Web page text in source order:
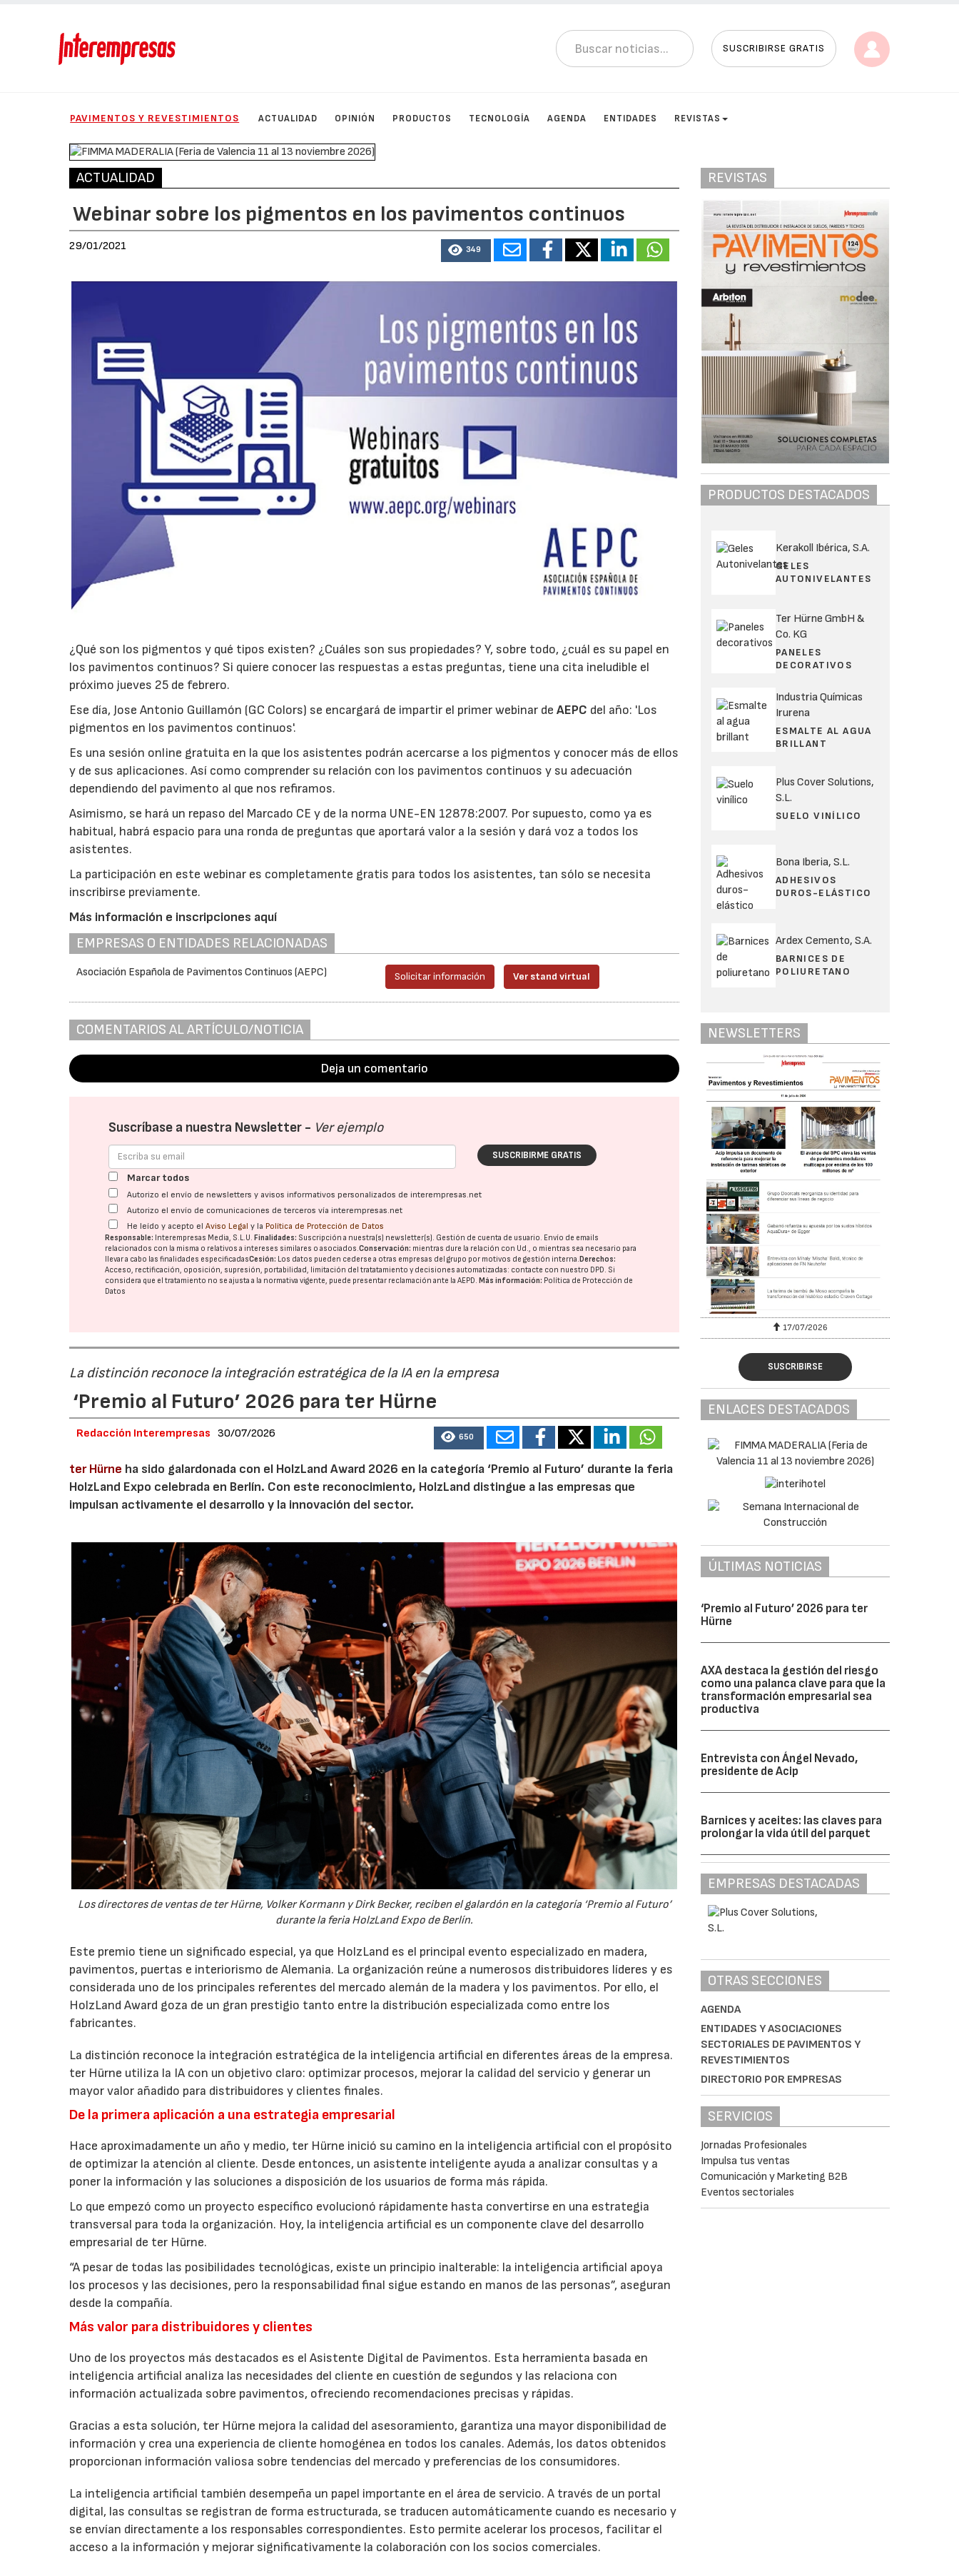
SUSCRIBIRSE GRATIS
PAVIMENTOS Y REVESTIMIENTOS ACTUALIDAD OPINIÓN PRODUCTOS TECNOLOGÍA AGENDA ENTIDADES REVISTAS
ACTUALIDAD
Webinar sobre los pigmentos en los pavimentos continuos
29/01/2021 349
¿Qué son los pigmentos y qué tipos existen? ¿Cuáles son sus propiedades? Y, sobre todo, ¿cuál es su papel en
los pavimentos continuos? Si quiere conocer las respuestas a estas preguntas, tiene una cita ineludible el
próximo jueves 25 de febrero.
Ese día, Jose Antonio Guillamón (GC Colors) se encargará de impartir el primer webinar deAEPC del año: 'Los
pigmentos en los pavimentos continuos'.
Es una sesión online gratuita en la que los asistentes podrán acercarse a los pigmentos y conocer más de ellos
y de sus aplicaciones. Así como comprender su relación con los pavimentos continuos y su adecuación
dependiendo del pavimento al que nos refiramos.
Asimismo, se hará un repaso del Marcado CE y de la norma UNE-EN 12878:2007. Por supuesto, como ya es
habitual, habrá espacio para una ronda de preguntas que aportará valor a la sesión y dará voz a todos los
asistentes.
La participación en este webinar es completamente gratis para todos los asistentes, tan sólo se necesita
inscribirse previamente.
Más información e inscripciones aquí
EMPRESAS O ENTIDADES RELACIONADAS
Asociación Española de Pavimentos Continuos (AEPC) Solicitar información Ver stand virtual
COMENTARIOS AL ARTÍCULO/NOTICIA
Deja un comentario
Suscríbase a nuestra Newsletter - Ver ejemplo
SUSCRIBIRME GRATIS
Marcar todos
Autorizo el envío de newsletters y avisos informativos personalizados de interempresas.net
Autorizo el envío de comunicaciones de terceros vía interempresas.net
He leído y acepto elAviso Legal y la Política de Protección de Datos
Responsable: Interempresas Media, S.L.U.Finalidades: Suscripción a nuestra(s) newsletter(s). Gestión de cuenta de usuario. Envío de emails
relacionados con la misma o relativos a intereses similares o asociados.Conservación: mientras dure la relación con Ud., o mientras sea necesario para
llevar a cabo las finalidades especificadasCesión: Los datos pueden cederse a otras empresas del grupo por motivos de gestión interna.Derechos:
Acceso, rectificación, oposición, supresión, portabilidad, limitación del tratatamiento y decisiones automatizadas: contacte con nuestro DPD. Si
considera que el tratamiento no se ajusta a la normativa vigente, puede presentar reclamación ante laAEPD.Más información: Política de Protección de
Datos
La distinción reconoce la integración estratégica de la IA en la empresa
‘Premio al Futuro’ 2026 para ter Hürne
Redacción Interempresas 30/07/2026 650
ter Hürne ha sido galardonada con el HolzLand Award 2026 en la categoría ‘Premio al Futuro’ durante la feria
HolzLand Expo celebrada en Berlín. Con este reconocimiento, HolzLand distingue a las empresas que
impulsan activamente el desarrollo y la innovación del sector.
Los directores de ventas de ter Hürne, Volker Kormann y Dirk Becker, reciben el galardón en la categoría ‘Premio al Futuro’
durante la feria HolzLand Expo de Berlín.
Este premio tiene un significado especial, ya que HolzLand es el principal evento especializado en madera,
pavimentos, puertas e interiorismo de Alemania. La organización reúne a numerosos distribuidores líderes y es
considerada uno de los principales referentes del mercado alemán de la madera y los pavimentos. Por ello, el
HolzLand Award goza de un gran prestigio tanto entre la distribución especializada como entre los
fabricantes.
La distinción reconoce la integración estratégica de la inteligencia artificial en diferentes áreas de la empresa.
ter Hürne utiliza la IA con un objetivo claro: optimizar procesos, mejorar la calidad del servicio y generar un
mayor valor añadido para distribuidores y clientes finales.
De la primera aplicación a una estrategia empresarial
Hace aproximadamente un año y medio, ter Hürne inició su camino en la inteligencia artificial con el propósito
de optimizar la atención al cliente. Desde entonces, un asistente inteligente ayuda a analizar consultas y a
poner la información y las soluciones a disposición de los usuarios de forma más rápida.
Lo que empezó como un proyecto específico evolucionó rápidamente hasta convertirse en una estrategia
transversal para toda la organización. Hoy, la inteligencia artificial es un componente clave del desarrollo
empresarial de ter Hürne.
“A pesar de todas las posibilidades tecnológicas, existe un principio inalterable: la inteligencia artificial apoya
los procesos y las decisiones, pero la responsabilidad final sigue estando en manos de las personas”, aseguran
desde la compañía.
Más valor para distribuidores y clientes
Uno de los proyectos más destacados es el Asistente Digital de Pavimentos. Esta herramienta basada en
inteligencia artificial analiza las necesidades del cliente en cuestión de segundos y las relaciona con
información actualizada sobre pavimentos, ofreciendo recomendaciones precisas y rápidas.
Gracias a esta solución, ter Hürne mejora la calidad del asesoramiento, garantiza una mayor disponibilidad de
información y crea una experiencia de cliente homogénea en todos los canales. Además, los datos obtenidos
proporcionan información valiosa sobre tendencias del mercado y preferencias de los consumidores.
La inteligencia artificial también desempeña un papel importante en el área de servicio. A través de un portal
digital, las consultas se registran de forma estructurada, se traducen automáticamente cuando es necesario y
se envían directamente a los responsables correspondientes. Esto permite acelerar los procesos, facilitar el
acceso a la información y mejorar significativamente la colaboración con los socios comerciales.
REVISTAS
PRODUCTOS DESTACADOS
Kerakoll Ibérica, S.A.
GELES
AUTONIVELANTES
Ter Hürne GmbH &
Co. KG
PANELES
DECORATIVOS
Industria Químicas
Irurena
ESMALTE AL AGUA
BRILLANT
Plus Cover Solutions,
S.L.
SUELO VINÍLICO
Bona Iberia, S.L.
ADHESIVOS
DUROS-ELÁSTICO
Ardex Cemento, S.A.
BARNICES DE
POLIURETANO
NEWSLETTERS
17/07/2026
SUSCRIBIRSE
ENLACES DESTACADOS
ÚLTIMAS NOTICIAS
‘Premio al Futuro’ 2026 para ter
Hürne
AXA destaca la gestión del riesgo
como una palanca clave para que la
transformación empresarial sea
productiva
Entrevista con Ángel Nevado,
presidente de Acip
Barnices y aceites: las claves para
prolongar la vida útil del parquet
EMPRESAS DESTACADAS
OTRAS SECCIONES
AGENDA
ENTIDADES Y ASOCIACIONES
SECTORIALES DE PAVIMENTOS Y
REVESTIMIENTOS
DIRECTORIO POR EMPRESAS
SERVICIOS
Jornadas Profesionales
Impulsa tus ventas
Comunicación y Marketing B2B
Eventos sectoriales